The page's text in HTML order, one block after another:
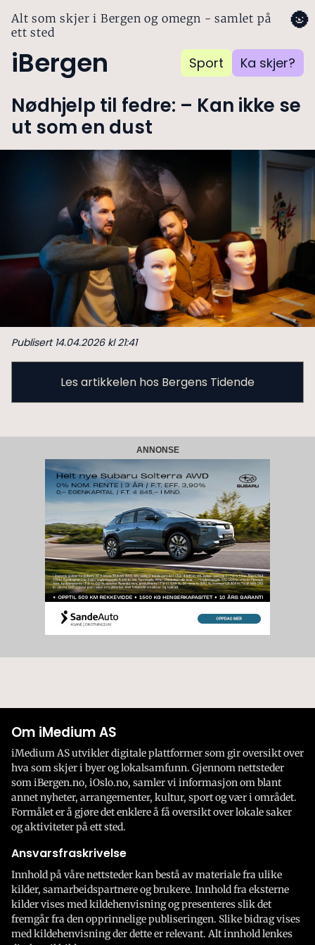
Alt som skjer i Bergen og omegn - samlet på
ett sted
iBergen Sport Ka skjer?
🌚
Nødhjelp til fedre: – Kan ikke se
ut som en dust
Publisert 14.04.2026 kl 21:41
Les artikkelen hos Bergens Tidende
ANNONSE
Om iMedium AS
iMedium AS utvikler digitale plattformer som gir oversikt over
hva som skjer i byer og lokalsamfunn. Gjennom nettsteder
som iBergen.no, iOslo.no, samler vi informasjon om blant
annet nyheter, arrangementer, kultur, sport og vær i området.
Formålet er å gjøre det enklere å få oversikt over lokale saker
og aktiviteter på ett sted.
Ansvarsfraskrivelse
Innhold på våre nettsteder kan bestå av materiale fra ulike
kilder, samarbeidspartnere og brukere. Innhold fra eksterne
kilder vises med kildehenvisning og presenteres slik det
fremgår fra den opprinnelige publiseringen. Slike bidrag vises
med kildehenvisning der dette er relevant. Alt innhold lenkes